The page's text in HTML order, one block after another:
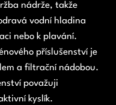
nádrže, takže
vodní hladina
nebo k plavání.
příslušenství je
a filtrační nádobou.
považuji
kyslík.